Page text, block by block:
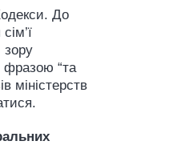
До
зору
фразою “та
міністерств